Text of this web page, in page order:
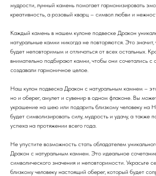
мудрости, лунный камень помогает гармонизировать
креативность, а розовый кварц – символ любви и
Каждый камень в нашем кулоне подвеске Дракон
натуральные камни никогда не повторяются. Это
будет неповторимым и отличаться от всех остальных.
внимательно подбирают камни, чтобы они сочетались с
создавали гармоничное целое.
Наш кулон подвеска Дракон с натуральным камнем –
но и оберег, амулет и сувенир в одном флаконе. Вы
украшение на шею или подарить близкому человеку на
будет символизировать силу, мудрость и удачу, а также
успеха на протяжении всего года.
Не упустите возможность стать обладателем
Дракон с натуральным камнем. Это идеальное
символического значения и неповторимости. Украсьте
близкому человеку настоящий оберег, который будет